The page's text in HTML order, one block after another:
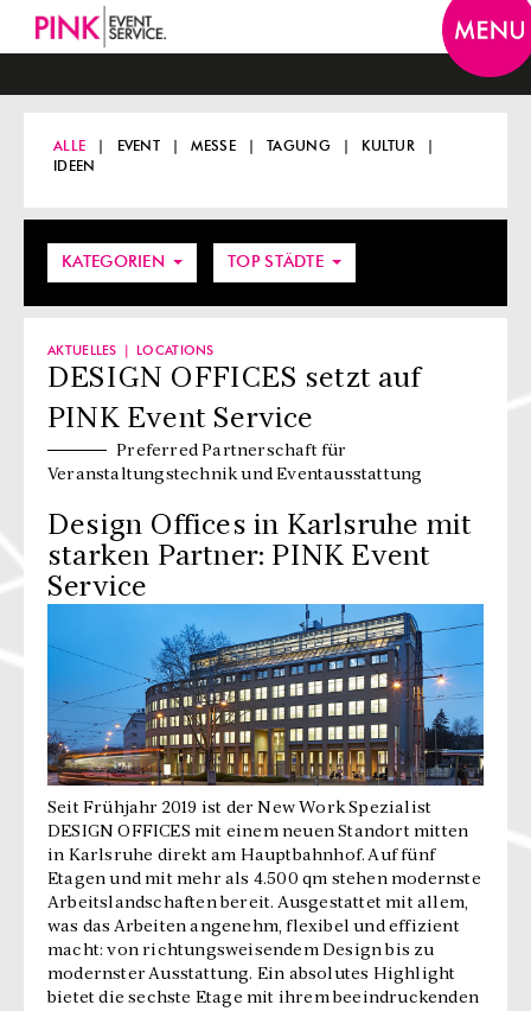
ALLE EVENT MESSE TAGUNG
KULTUR
IDEEN
AKTUELLES LOCATIONS
DESIGN OFFICES setzt auf
PINK Event Service
Preferred Partnerschaft für
Veranstaltungstechnik und Eventausstattung
Design Offices in Karlsruhe mit
starken Partner: PINK Event
Service
Seit Frühjahr 2019 ist der New Work Spezialist
DESIGN OFFICES mit einem neuen Standort mitten
in Karlsruhe direkt am Hauptbahnhof. Auf fünf
Etagen und mit mehr als 4.500 qm stehen modernste
Arbeitslandschaften bereit. Ausgestattet mit allem,
was das Arbeiten angenehm, flexibel und effizient
macht: von richtungsweisendem Design bis zu
modernster Ausstattung. Ein absolutes Highlight
bietet die sechste Etage mit ihrem beeindruckenden
KATEGORIEN TOP STÄDTE